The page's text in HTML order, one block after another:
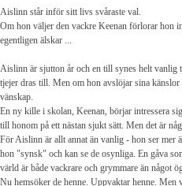
Aislinn står inför sitt livs svåraste val.
Om hon väljer den vackre Keenan förlorar hon
egentligen älskar ...
Aislinn är sjutton år och en till synes helt vanlig
tjejer dras till. Men om hon avslöjar sina
vänskap.
En ny kille i skolan, Keenan, börjar intressera
till honom på ett nästan sjukt sätt. Men det är
För Aislinn är allt annat än vanlig - hon ser mer
hon "synsk" och kan se de osynliga. En gåva
värld är både vackrare och grymmare än något
Nu hemsöker de henne. Uppvaktar henne. Men